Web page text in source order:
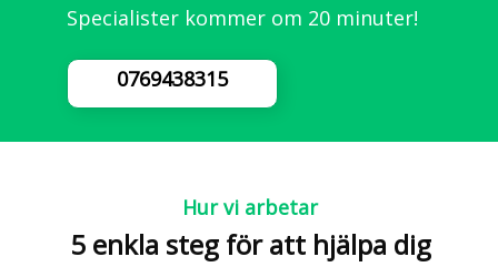
Specialister kommer om 20 minuter!
0769438315
Hur vi arbetar
5 enkla steg för att hjälpa dig